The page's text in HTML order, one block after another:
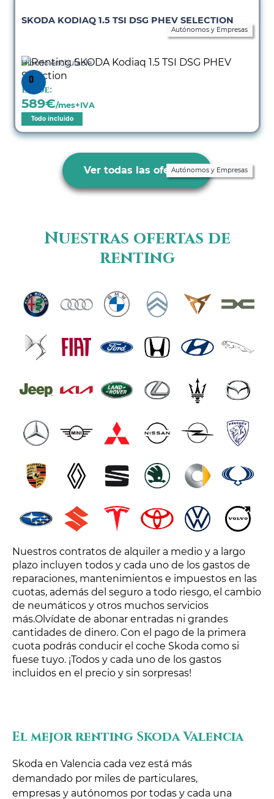
Autónomos y Empresas
SKODA KODIAQ 1.5 TSI DSG PHEV SELECTION
Híbrido enchufable
Autónomos y Empresas
Desde:
589€/mes+IVA
Todo incluido
Ver todas las ofertas
Nuestras ofertas de
renting
Nuestros contratos de alquiler a medio y a largo
plazo incluyen todos y cada uno de los gastos de
reparaciones, mantenimientos e impuestos en las
cuotas, además del seguro a todo riesgo, el cambio
de neumáticos y otros muchos servicios
más.Olvídate de abonar entradas ni grandes
cantidades de dinero. Con el pago de la primera
cuota podrás conducir el coche Skoda como si
fuese tuyo. ¡Todos y cada uno de los gastos
incluidos en el precio y sin sorpresas!
El mejor renting Skoda Valencia
Skoda en Valencia cada vez está más
demandado por miles de particulares,
empresas y autónomos por todas y cada una